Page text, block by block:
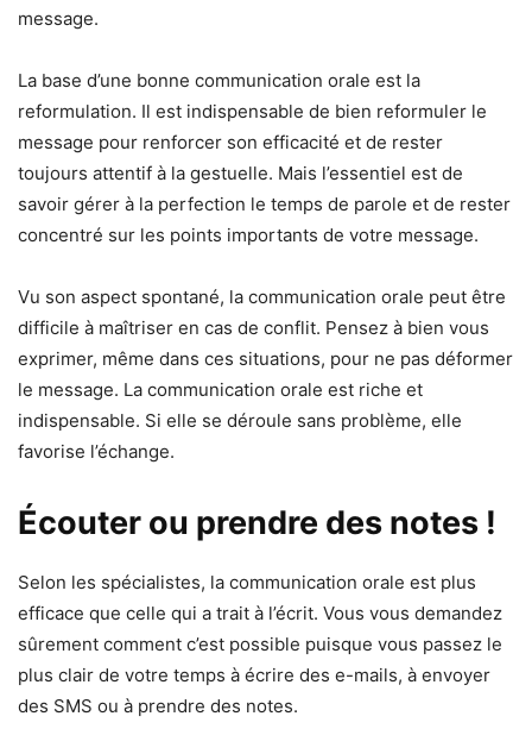
message.
La base d’une bonne communication orale est la
reformulation. Il est indispensable de bien reformuler le
message pour renforcer son efficacité et de rester
toujours attentif à la gestuelle. Mais l’essentiel est de
savoir gérer à la perfection le temps de parole et de rester
concentré sur les points importants de votre message.
Vu son aspect spontané, la communication orale peut être
difficile à maîtriser en cas de conflit. Pensez à bien vous
exprimer, même dans ces situations, pour ne pas déformer
le message. La communication orale est riche et
indispensable. Si elle se déroule sans problème, elle
favorise l’échange.
Écouter ou prendre des notes !
Selon les spécialistes, la communication orale est plus
efficace que celle qui a trait à l’écrit. Vous vous demandez
sûrement comment c’est possible puisque vous passez le
plus clair de votre temps à écrire des e-mails, à envoyer
des SMS ou à prendre des notes.